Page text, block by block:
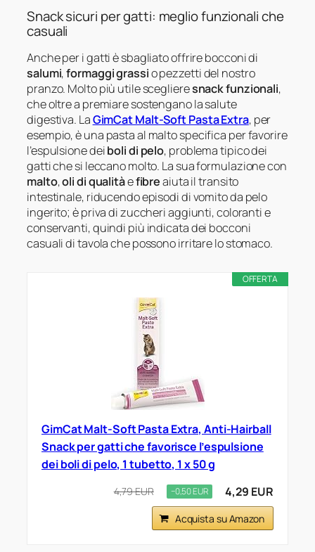
Snack sicuri per gatti: meglio funzionali che
casuali
Anche per i gatti è sbagliato offrire bocconi di
salumi,formaggi grassio pezzetti del nostro
pranzo. Molto più utile sceglieresnack funzionali,
che oltre a premiare sostengano la salute
digestiva. LaGimCat Malt-Soft Pasta Extra, per
esempio, è una pasta al malto specifica per favorire
l’espulsione deiboli di pelo, problema tipico dei
gatti che si leccano molto. La sua formulazione con
malto,oli di qualitàefibreaiuta il transito
intestinale, riducendo episodi di vomito da pelo
ingerito; è priva di zuccheri aggiunti, coloranti e
conservanti, quindi più indicata dei bocconi
casuali di tavola che possono irritare lo stomaco.
OFFERTA
GimCat Malt-Soft Pasta Extra, Anti-Hairball
Snack per gatti che favorisce l’espulsione
dei boli di pelo, 1 tubetto, 1 x 50 g
4,79 EUR −0,50 EUR 4,29 EUR
Acquista su Amazon